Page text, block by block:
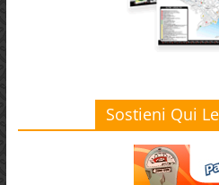
Sostieni Qui